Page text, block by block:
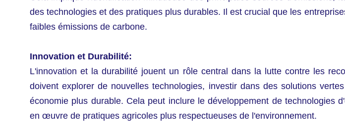
des technologies et des pratiques plus durables. Il est crucial que les
faibles émissions de carbone.
Innovation et Durabilité:
L'innovation et la durabilité jouent un rôle central dans la lutte contre les
doivent explorer de nouvelles technologies, investir dans des solutions
économie plus durable. Cela peut inclure le développement de technologies
en œuvre de pratiques agricoles plus respectueuses de l'environnement.